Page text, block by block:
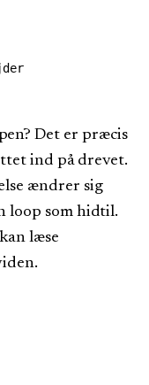
Det er præcis
ind på drevet.
ændrer sig
loop som hidtil.
kan læse